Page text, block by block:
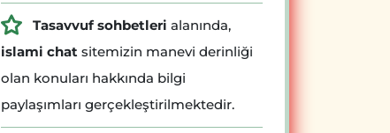
Tasavvuf sohbetleri alanında,
islami chat sitemizin manevi derinliği
olan konuları hakkında bilgi
paylaşımları gerçekleştirilmektedir.